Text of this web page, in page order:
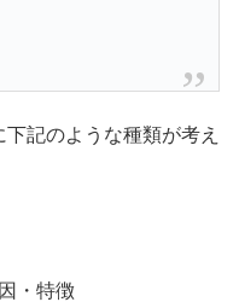
記のような種類が考え
・特徴